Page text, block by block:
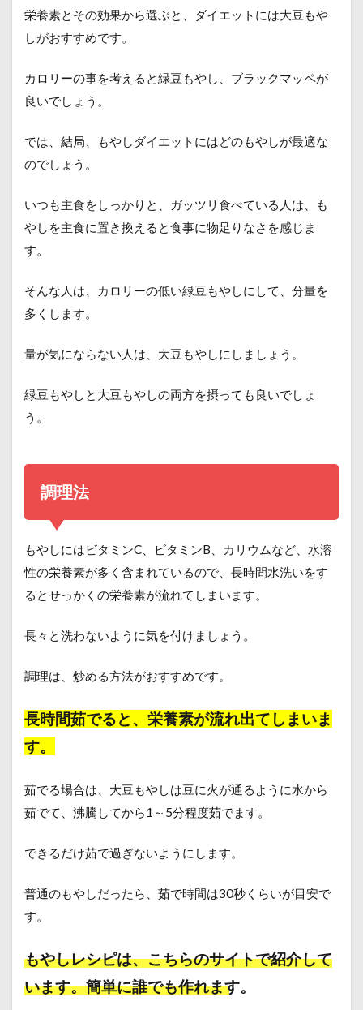
栄養素とその効果から選ぶと、ダイエットには大豆もや
しがおすすめです。
カロリーの事を考えると緑豆もやし、ブラックマッペが
良いでしょう。
では、結局、もやしダイエットにはどのもやしが最適な
のでしょう。
いつも主食をしっかりと、ガッツリ食べている人は、も
やしを主食に置き換えると食事に物足りなさを感じま
す。
そんな人は、カロリーの低い緑豆もやしにして、分量を
多くします。
量が気にならない人は、大豆もやしにしましょう。
緑豆もやしと大豆もやしの両方を摂っても良いでしょ
う。
調理法
もやしにはビタミンC、ビタミンB、カリウムなど、水溶
性の栄養素が多く含まれているので、長時間水洗いをす
るとせっかくの栄養素が流れてしまいます。
長々と洗わないように気を付けましょう。
調理は、炒める方法がおすすめです。
長時間茹でると、栄養素が流れ出てしまいま
す。
茹でる場合は、大豆もやしは豆に火が通るように水から
茹でて、沸騰してから1～5分程度茹でます。
できるだけ茹で過ぎないようにします。
普通のもやしだったら、茹で時間は30秒くらいが目安で
す。
もやしレシピは、こちらのサイトで紹介して
います。簡単に誰でも作れます。